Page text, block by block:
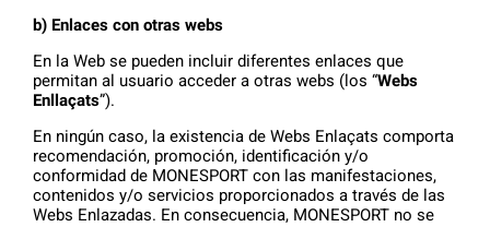
b) Enlaces con otras webs
En la Web se pueden incluir diferentes enlaces que
permitan al usuario acceder a otras webs (los “Webs
Enllaçats”).
En ningún caso, la existencia de Webs Enlaçats comporta
recomendación, promoción, identificación y/o
conformidad de MONESPORT con las manifestaciones,
contenidos y/o servicios proporcionados a través de las
Webs Enlazadas. En consecuencia, MONESPORT no se